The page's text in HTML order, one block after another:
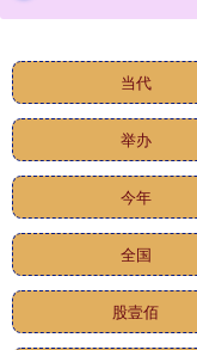
当代
举办
今年
全国
股壹佰